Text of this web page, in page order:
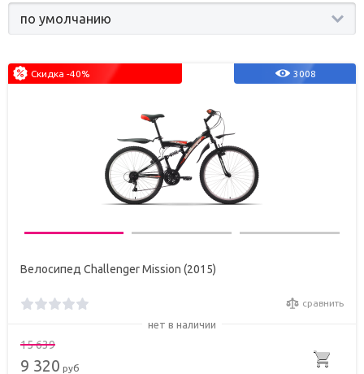
3008
Скидка -40%
Велосипед Challenger Mission (2015)
сравнить
нет в наличии
15 639
9 320 руб